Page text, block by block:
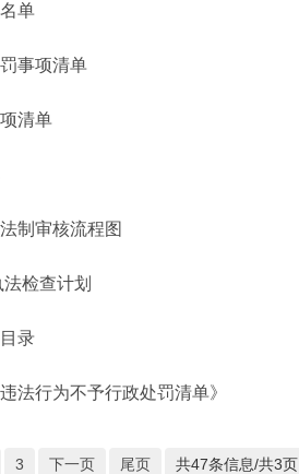
单
事项清单
清单
制审核流程图
检查计划
录
法行为不予行政处罚清单》
3 下一页 尾页 共47条信息/共3页